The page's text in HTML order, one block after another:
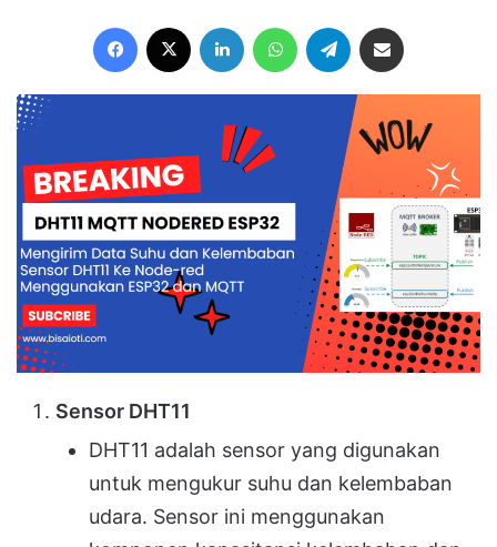
Facebook LinkedIn WhatsAppTelegram
Sensor DHT11
DHT11 adalah sensor yang digunakan
untuk mengukur suhu dan kelembaban
udara. Sensor ini menggunakan